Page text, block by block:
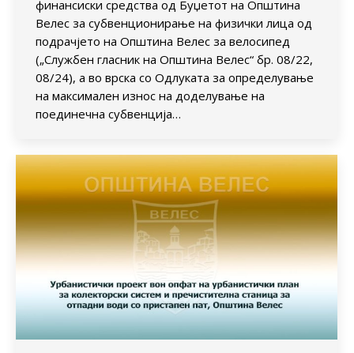
финансиски средства од Буџетот на Општина
Велес за субвенционирање на физички лица од
подрачјето на Општина Велес за велосипед
(„Службен гласник на Општина Велес“ бр. 08/22,
08/24), а во врска со Одлуката за определување
на максимален износ на доделување на
поединечна субвенција…